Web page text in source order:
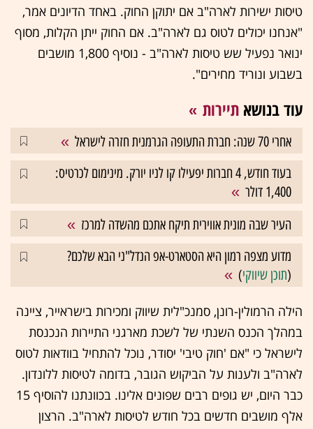
טיסות ישירות לארה"ב אם יתוקן החוק. באחד הדיונים אמר,
"אנחנו יכולים לטוס גם לארה"ב. אם החוק ייתן הקלות, מסוף
ינואר נפעיל שש טיסות לארה"ב - נוסיף 1,800 מושבים
בשבוע ונוריד מחירים".
עוד בנושא תיירות
אחרי 70 שנה: חברת התעופה הגרמנית חזרה לישראל
בעוד חודש, 4 חברות יפעילו קו לניו יורק. מינימום לכרטיס:
1,400 דולר
העיר שבה מונית אווירית תיקח אתכם מהשדה למרכז
מדוע מצפה רמון היא הסטארט-אפ הנדל"ני הבא שלכם?
(תוכן שיווקי)
הילה הרמולין-רונן, סמנכ"לית שיווק ומכירות בישראייר, ציינה
במהלך הכנס השנתי של לשכת מארגני התיירות הנכנסת
לישראל כי "אם 'חוק טיבי' יסודר, נוכל להתחיל בוודאות לטוס
לארה"ב ולענות על הביקוש הגובר, בדומה לטיסות ללונדון.
כבר היום, יש גופים רבים שפונים אלינו. בכוונתנו להוסיף 15
אלף מושבים חדשים בכל חודש לטיסות לארה"ב. הרצון